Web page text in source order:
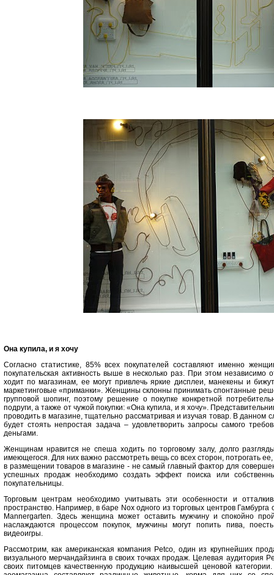
Она купила, и я хочу
Согласно статистике, 85% всех покупателей составляют именно
покупательская активность выше в несколько раз. При этом независимо
ходит по магазинам, ее могут привлечь яркие дисплеи, манекены и
маркетинговые «приманки». Женщины склонны принимать спонтанные
групповой шопинг, поэтому решение о покупке конкретной
подруги, а также от чужой покупки: «Она купила, и я хочу».
проводить в магазине, тщательно рассматривая и изучая товар. В данном
будет стоять непростая задача – удовлетворить запросы самого
деньгами.
Женщинам нравится не спеша ходить по торговому залу, долго
имеющегося. Для них важно рассмотреть вещь со всех сторон, потрогать
в размещении товаров в магазине - не самый главный фактор для
успешных продаж необходимо создать эффект поиска или
покупательницы.
Торговым центрам необходимо учитывать эти особенности и
пространство. Например, в баре Nox одного из торговых центров
Mannergarten. Здесь женщина может оставить мужчину и спокойно
наслаждаются процессом покупок, мужчины могут попить пива,
видеоигры.
Рассмотрим, как американская компания Petco, один из крупнейших
визуального мерчандайзинга в своих точках продаж. Целевая аудитория
своих питомцев качественную продукцию наивысшей ценовой